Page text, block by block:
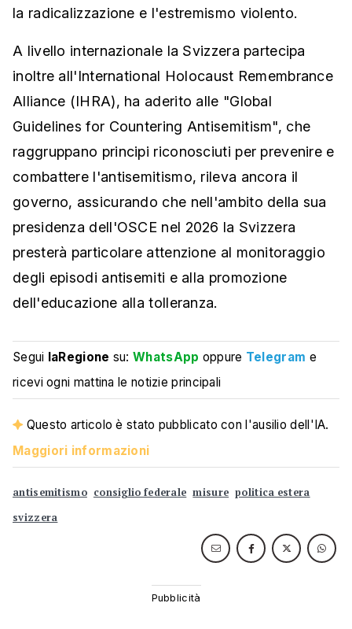
la radicalizzazione e l'estremismo violento.
A livello internazionale la Svizzera partecipa
inoltre all'International Holocaust Remembrance
Alliance (IHRA), ha aderito alle "Global
Guidelines for Countering Antisemitism", che
raggruppano principi riconosciuti per prevenire e
combattere l'antisemitismo, rileva ancora il
governo, assicurando che nell'ambito della sua
presidenza dell'OSCE nel 2026 la Svizzera
presterà particolare attenzione al monitoraggio
degli episodi antisemiti e alla promozione
dell'educazione alla tolleranza.
Segui laRegione su:WhatsApp oppure Telegram e
ricevi ogni mattina le notizie principali
Questo articolo è stato pubblicato con l'ausilio dell'IA.
Maggiori informazioni
antisemitismo consiglio federale misure politica estera
svizzera